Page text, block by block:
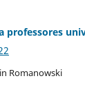
professores
Romanowski